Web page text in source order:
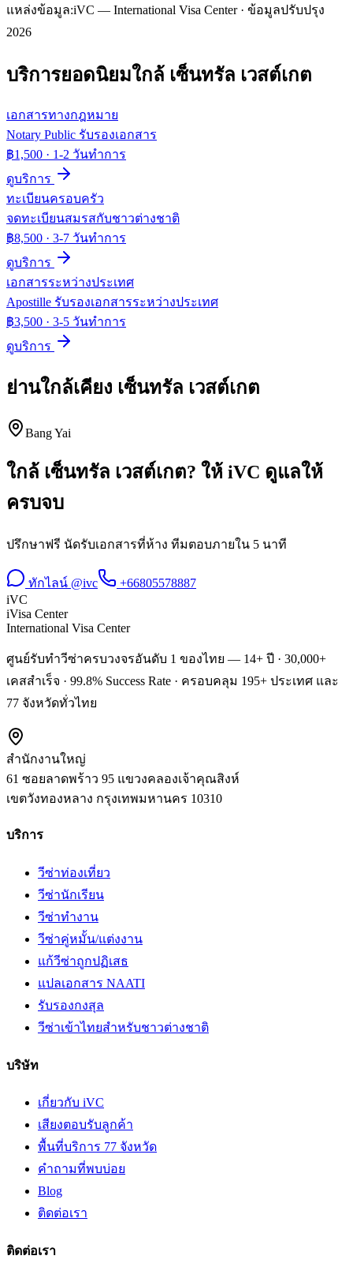
แหล่งข้อมูล:iVC — International Visa Center · ข้อมูลปรับปรุง
2026
บริการยอดนิยมใกล้ เซ็นทรัล เวสต์เกต
เอกสารทางกฎหมาย
Notary Public รับรองเอกสาร
฿1,500 · 1-2 วันทำการ
ดูบริการ
ทะเบียนครอบครัว
จดทะเบียนสมรสกับชาวต่างชาติ
฿8,500 · 3-7 วันทำการ
ดูบริการ
เอกสารระหว่างประเทศ
Apostille รับรองเอกสารระหว่างประเทศ
฿3,500 · 3-5 วันทำการ
ดูบริการ
ย่านใกล้เคียง เซ็นทรัล เวสต์เกต
Bang Yai
ใกล้ เซ็นทรัล เวสต์เกต? ให้ iVC ดูแลให้
ครบจบ
ปรึกษาฟรี นัดรับเอกสารที่ห้าง ทีมตอบภายใน 5 นาที
ทักไลน์ @ivc
+66805578887
iVC
iVisa Center
International Visa Center
ศูนย์รับทำวีซ่าครบวงจรอันดับ 1 ของไทย — 14+ ปี · 30,000+
เคสสำเร็จ · 99.8% Success Rate · ครอบคลุม 195+ ประเทศ และ
77 จังหวัดทั่วไทย
สำนักงานใหญ่
61 ซอยลาดพร้าว 95 แขวงคลองเจ้าคุณสิงห์
เขตวังทองหลาง กรุงเทพมหานคร 10310
บริการ
วีซ่าท่องเที่ยว
วีซ่านักเรียน
วีซ่าทำงาน
วีซ่าคู่หมั้น/แต่งงาน
แก้วีซ่าถูกปฏิเสธ
แปลเอกสาร NAATI
รับรองกงสุล
วีซ่าเข้าไทยสำหรับชาวต่างชาติ
บริษัท
เกี่ยวกับ iVC
เสียงตอบรับลูกค้า
พื้นที่บริการ 77 จังหวัด
คำถามที่พบบ่อย
Blog
ติดต่อเรา
ติดต่อเรา